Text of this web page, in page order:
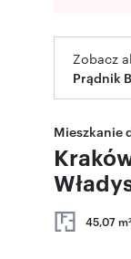
Zobacz
Prądnik
Mieszkanie
45,07 m2